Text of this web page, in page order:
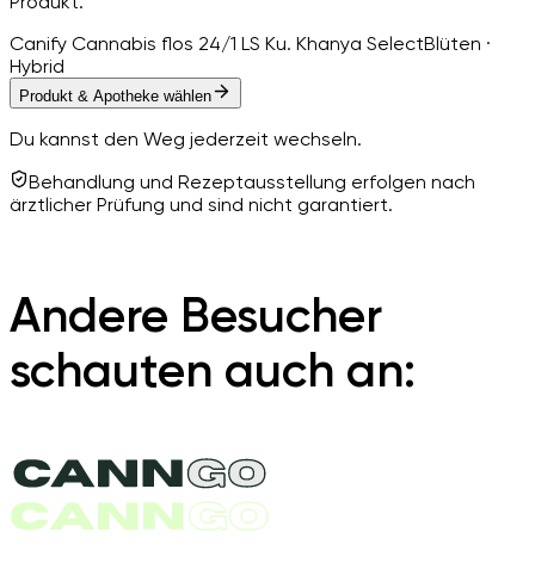
Canify Cannabis flos 24/1 LS Ku. Khanya SelectBlüten ·
Hybrid
Produkt & Apotheke wählen
Du kannst den Weg jederzeit wechseln.
Behandlung und Rezeptausstellung erfolgen nach
ärztlicher Prüfung und sind nicht garantiert.
Andere Besucher
schauten auch an: